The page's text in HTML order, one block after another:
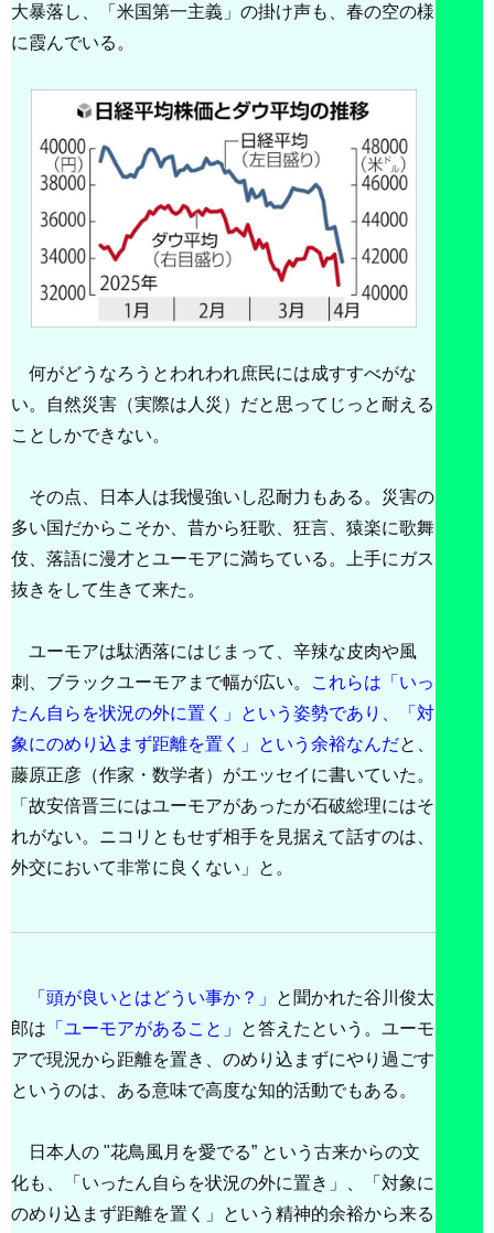
大暴落し、「米国第一主義」の掛け声も、春の空の様
に霞んでいる。
何がどうなろうとわれわれ庶民には成すすべがな
い。自然災害（実際は人災）だと思ってじっと耐える
ことしかできない。
その点、日本人は我慢強いし忍耐力もある。災害の
多い国だからこそか、昔から狂歌、狂言、猿楽に歌舞
伎、落語に漫才とユーモアに満ちている。上手にガス
抜きをして生きて来た。
ユーモアは駄洒落にはじまって、辛辣な皮肉や風
刺、ブラックユーモアまで幅が広い。
これらは「いっ
たん自らを状況の外に置く」という姿勢であり、「対
象にのめり込まず距離を置く」という余裕なんだと、
藤原正彦（作家・数学者）がエッセイに書いていた。
「故安倍晋三にはユーモアがあったが石破総理にはそ
れがない。ニコリともせず相手を見据えて話すのは、
外交において非常に良くない」と。
「頭が良いとはどうい事か？」
と聞かれた谷川俊太
郎は 「ユーモアがあること」
と答えたという。ユーモ
アで現況から距離を置き、のめり込まずにやり過ごす
というのは、ある意味で高度な知的活動でもある。
日本人の "花鳥風月を愛でる” という古来からの文
化も、「いったん自らを状況の外に置き」、「対象に
のめり込まず距離を置く」という精神的余裕から来る